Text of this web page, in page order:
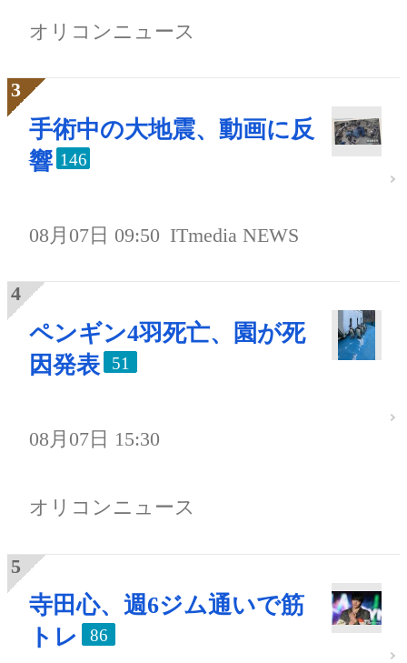
オリコンニュース
手術中の大地震、動画に反
響 146
08月07日 09:50 ITmedia NEWS
ペンギン4羽死亡、園が死
因発表
51
08月07日 15:30
オリコンニュース
寺田心、週6ジム通いで筋
トレ
86